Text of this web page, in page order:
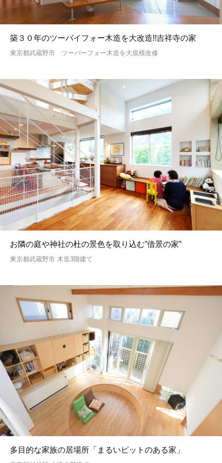
築３０年のツーバイフォー木造を大改造!!吉祥寺の家
東京都武蔵野市 ツーバーフォー木造を大規模改修
お隣の庭や神社の杜の景色を取り込む”借景の家”
東京都武蔵野市 木造3階建て
多目的な家族の居場所「まるいピットのある家」